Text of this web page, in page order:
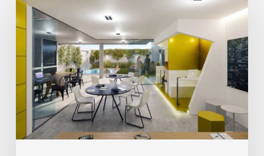
ya
engaña
la
mayoría
fotos